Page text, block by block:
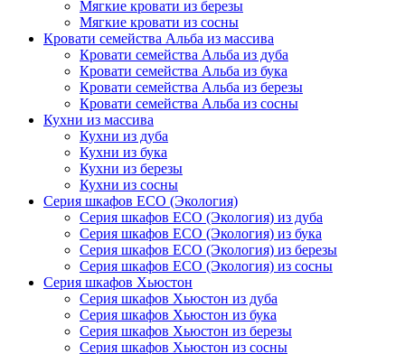
Мягкие кровати из березы
Мягкие кровати из сосны
Кровати семейства Альба из массива
Кровати семейства Альба из дуба
Кровати семейства Альба из бука
Кровати семейства Альба из березы
Кровати семейства Альба из сосны
Кухни из массива
Кухни из дуба
Кухни из бука
Кухни из березы
Кухни из сосны
Серия шкафов ECO (Экология)
Серия шкафов ECO (Экология) из дуба
Серия шкафов ECO (Экология) из бука
Серия шкафов ECO (Экология) из березы
Серия шкафов ECO (Экология) из сосны
Серия шкафов Хьюстон
Серия шкафов Хьюстон из дуба
Серия шкафов Хьюстон из бука
Серия шкафов Хьюстон из березы
Серия шкафов Хьюстон из сосны